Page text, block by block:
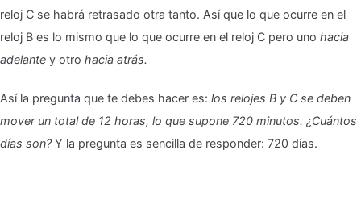
reloj C se habrá retrasado otra tanto. Así que lo que ocurre en el
reloj B es lo mismo que lo que ocurre en el reloj C pero uno hacia
adelante y otro hacia atrás.
Así la pregunta que te debes hacer es: los relojes B y C se deben
mover un total de 12 horas, lo que supone 720 minutos. ¿Cuántos
días son?Y la pregunta es sencilla de responder: 720 días.